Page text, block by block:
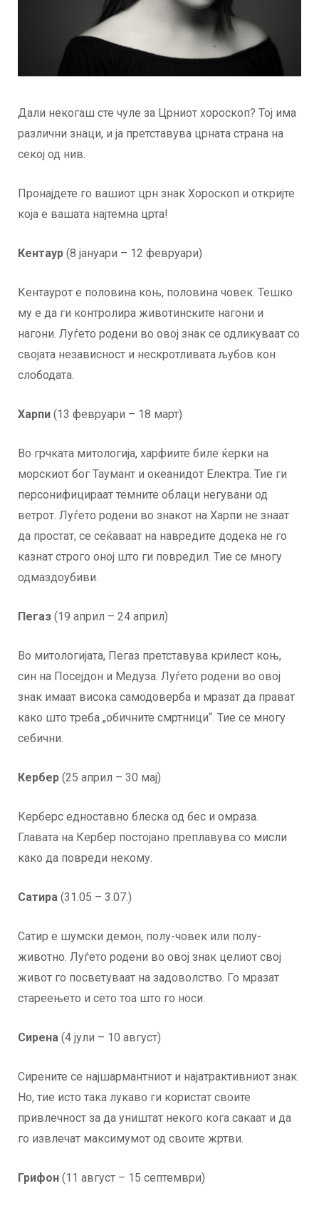
Дали некогаш сте чуле за Црниот хороскоп? Тој има
различни знаци, и ја претставува црната страна на
секој од нив.
Пронајдете го вашиот црн знак Хороскоп и откријте
која е вашата најтемна црта!
Кентаур (8 јануари – 12 февруари)
Кентаурот е половина коњ, половина човек. Тешко
му е да ги контролира животинските нагони и
нагони. Луѓето родени во овој знак се одликуваат со
својата независност и нескротливата љубов кон
слободата.
Харпи (13 февруари – 18 март)
Во грчката митологија, харфиите биле ќерки на
морскиот бог Таумант и океанидот Електра. Тие ги
персонифицираат темните облаци негувани од
ветрот. Луѓето родени во знакот на Харпи не знаат
да простат, се сеќаваат на навредите додека не го
казнат строго оној што ги повредил. Тие се многу
одмаздоубиви.
Пегаз (19 април – 24 април)
Во митологијата, Пегаз претставува крилест коњ,
син на Посејдон и Медуза. Луѓето родени во овој
знак имаат висока самодоверба и мразат да прават
како што треба „обичните смртници“. Тие се многу
себични.
Кербер (25 април – 30 мај)
Керберс едноставно блеска од бес и омраза.
Главата на Кербер постојано преплавува со мисли
како да повреди некому.
Сатира (31.05 – 3.07.)
Сатир е шумски демон, полу-човек или полу-
животно. Луѓето родени во овој знак целиот свој
живот го посветуваат на задоволство. Го мразат
стареењето и сето тоа што го носи.
Сирена (4 јули – 10 август)
Сирените се најшармантниот и најатрактивниот знак.
Но, тие исто така лукаво ги користат своите
привлечност за да уништат некого кога сакаат и да
го извлечат максимумот од своите жртви.
Грифон (11 август – 15 септември)